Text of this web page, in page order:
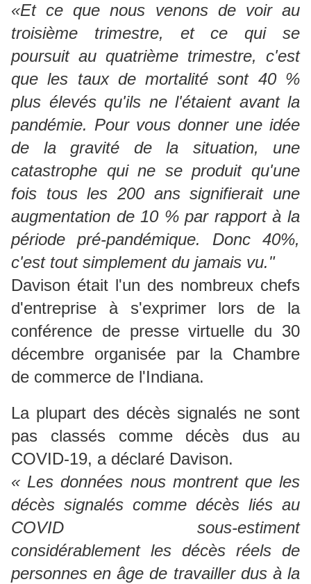
«Et ce que nous venons de voir au
troisième trimestre, et ce qui se
poursuit au quatrième trimestre, c'est
que les taux de mortalité sont 40 %
plus élevés qu'ils ne l'étaient avant la
pandémie. Pour vous donner une idée
de la gravité de la situation, une
catastrophe qui ne se produit qu'une
fois tous les 200 ans signifierait une
augmentation de 10 % par rapport à la
période pré-pandémique. Donc 40%,
c'est tout simplement du jamais vu."
Davison était l'un des nombreux chefs
d'entreprise à s'exprimer lors de la
conférence de presse virtuelle du 30
décembre organisée par la Chambre
de commerce de l'Indiana.
La plupart des décès signalés ne sont
pas classés comme décès dus au
COVID-19, a déclaré Davison.
« Les données nous montrent que les
décès signalés comme décès liés au
COVID sous-estiment
considérablement les décès réels de
personnes en âge de travailler dus à la